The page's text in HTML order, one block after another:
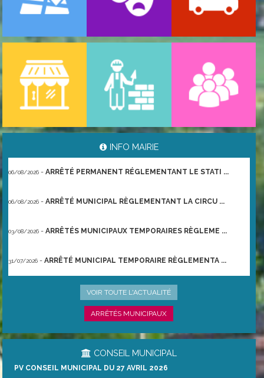
INFO MAIRIE
ARRÊTÉ PERMANENT RÉGLEMENTANT LE STATI ...
ARRÊTÉ MUNICIPAL RÈGLEMENTANT LA CIRCU ...
ARRÊTÉS MUNICIPAUX TEMPORAIRES RÈGLEME ...
ARRÊTÉ MUNICIPAL TEMPORAIRE RÈGLEMENTA ...
ARRÊTÉ PRÉFECTORAL DU 21/06/2026 TEMPO ...
VOIR TOUTE L'ACTUALITÉ
ARRÊTÉS MUNICIPAUX
CONSEIL MUNICIPAL
PV CONSEIL MUNICIPAL DU 27 AVRIL 2026